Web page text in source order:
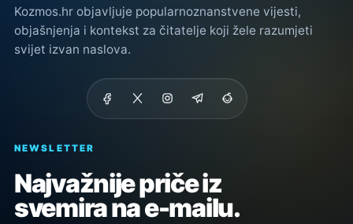
Kozmos.hr objavljuje popularnoznanstvene vijesti,
objašnjenja i kontekst za čitatelje koji žele razumjeti
svijet izvan naslova.
NEWSLETTER
Najvažnije priče iz
svemira na e-mailu.